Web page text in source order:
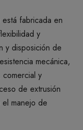
fabricada en
y
y disposición de
mecánica,
comercial y
de extrusión
manejo de